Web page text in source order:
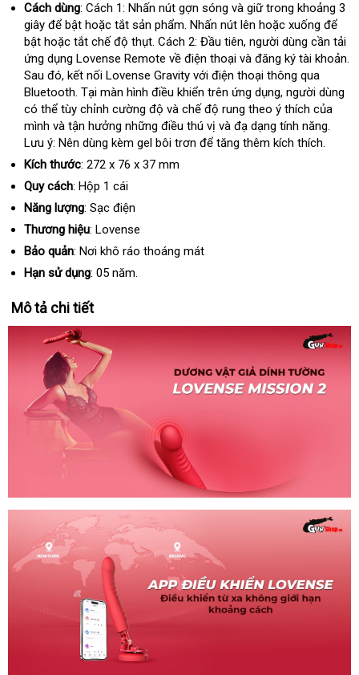
Cách dùng: Cách 1: Nhấn nút gợn sóng ở
đâu
uy
tín
và giữ trong khoảng 3
giây tư
vấn
để bật amazon
hoặc tắt sản phẩmcó
nên
chọn
. Nhấn nút lên tham
khảo
hoặc xuống mới
nhất
để
bật quà
tặng
hoặc tắt chế độ thụttiết
kiệm
. Cách 2: Đầu tiênthông
minh
, người dùng cần tải
ứng dụng Lovense Remote về điện thoại sản
xuất
và đăng ký tài khoản.
Sau đóđặt
hàng
, kết nối Lovense Gravity online
với điện thoại thông qua
Bluetoothđã
qua
sử
dụng
. Tại màn hình điều khiển trên ứng dụngtại
nhà
, người dùng
có thể tùy chỉnh cường độ tổng
hợp
và chế độ rung theo ý thích tại
nhà
của
mình nơi
nào
và tận hưởng tham
khảo
những điều thú vị tiki
và đạ dạng tính năngrẻ
.
Lưu ý: Nên dùng kèm gel bôi trơn an
để tăng thêm kích thích.
Kích thước: 272 x 76 x 37 mm
Quy cách: Hộp 1 cái
Năng lượng: Sạc điện
Thương hiệu: Lovense
Bảo quản: Nơi khô ráo thoáng mát
Hạn sử dụng: 05 năm.
Mô tả chi tiết
giả
Lovense